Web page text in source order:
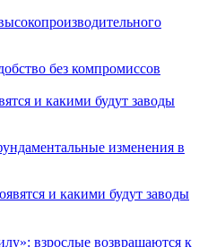
и какими будут заводы
изменения в
взрослые возвращаются к